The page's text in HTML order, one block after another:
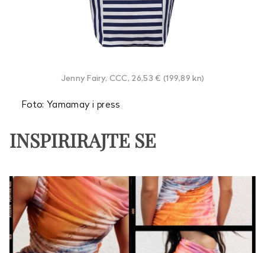
Jenny Fairy, CCC, 26,53 € (199,89 kn)
Foto: Yamamay i press
INSPIRIRAJTE SE